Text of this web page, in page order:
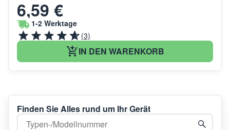
6,59 €
1-2 Werktage
(3)
IN DEN WARENKORB
Finden Sie Alles rund um Ihr Gerät